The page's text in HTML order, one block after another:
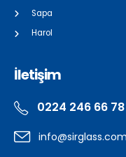
Sapa
Harol
İletişim
0224 246 66 78